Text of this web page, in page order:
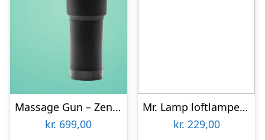
Massage Gun – Zenkuru
kr. 699,00
Mr. Lamp loftlampe – den klatrende mand
kr. 229,00